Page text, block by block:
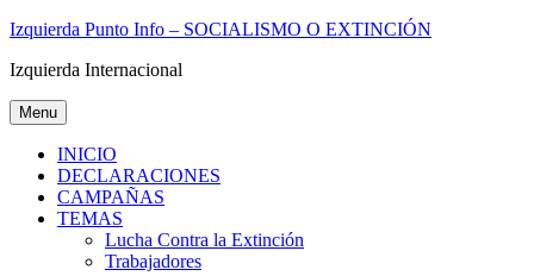
Skip
content
Izquierda Punto Info – SOCIALISMO O EXTINCIÓN
Izquierda Internacional
Menu
INICIO
DECLARACIONES
CAMPAÑAS
TEMAS
Lucha Contra la Extinción
Trabajadores